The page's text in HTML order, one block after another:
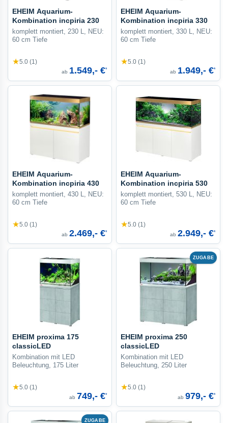
EHEIM Aquarium-
Kombination incpiria 230
komplett montiert, 230 L, NEU:
60 cm Tiefe
★5.0 (1)
ab 1.549,- €*
EHEIM Aquarium-
Kombination incpiria 330
komplett montiert, 330 L, NEU:
60 cm Tiefe
★5.0 (1)
ab 1.949,- €*
EHEIM Aquarium-
Kombination incpiria 430
komplett montiert, 430 L, NEU:
60 cm Tiefe
★5.0 (1)
ab 2.469,- €*
EHEIM Aquarium-
Kombination incpiria 530
komplett montiert, 530 L, NEU:
60 cm Tiefe
★5.0 (1)
ab 2.949,- €*
EHEIM proxima 175
classicLED
Kombination mit LED
Beleuchtung, 175 Liter
★5.0 (1)
ab 749,- €*
ZUGABE
EHEIM proxima 250
classicLED
Kombination mit LED
Beleuchtung, 250 Liter
★5.0 (1)
ab 979,- €*
ZUGABE